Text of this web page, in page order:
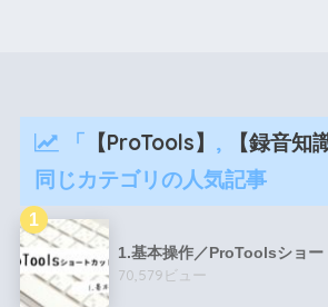
「 【ProTools】 , 【録音知
同じカテゴリの人気記事
1.基本操作／ProToolsショー
70,579ビュー